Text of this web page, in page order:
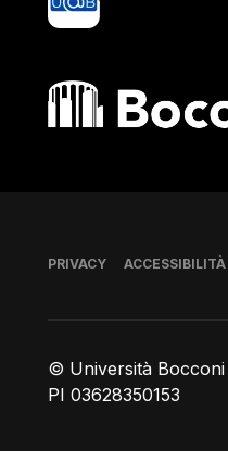
Bocconi shop
© Università
PI 03628350153
Piè di pagina
PRIVACY